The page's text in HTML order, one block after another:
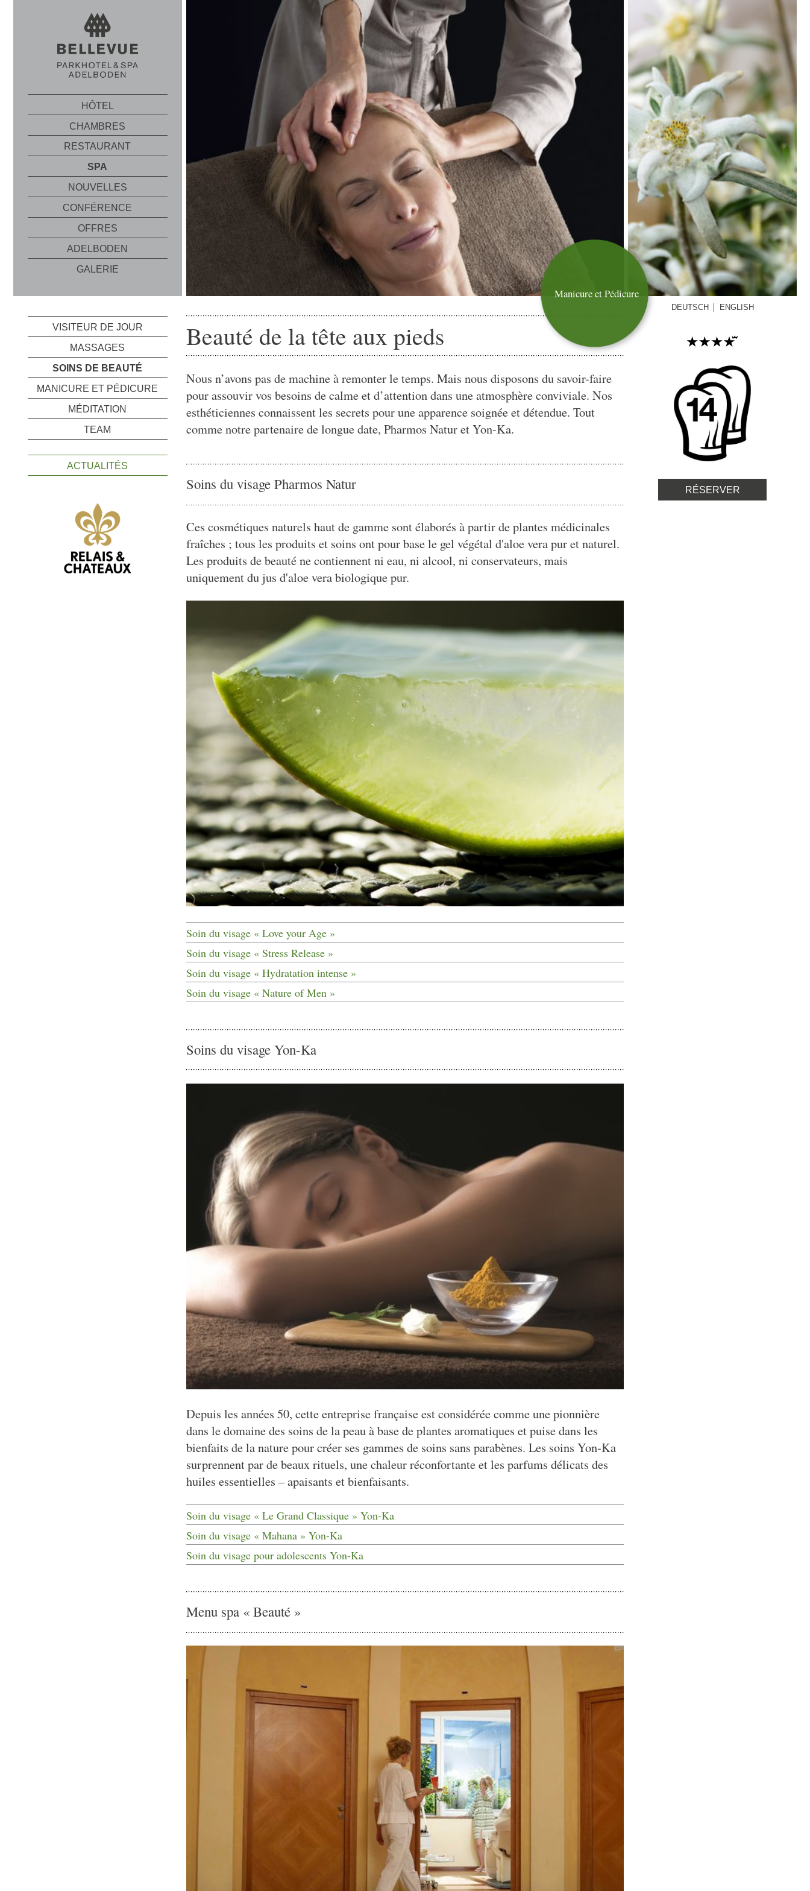
HÔTEL
CHAMBRES
RESTAURANT
SPA
NOUVELLES
CONFÉRENCE
OFFRES
ADELBODEN
GALERIE
DEUTSCH ENGLISH
Manicure et Pédicure
VISITEUR DE JOUR
MASSAGES
SOINS DE BEAUTÉ
MANICURE ET PÉDICURE
MÉDITATION
TEAM
ACTUALITÉS
Beauté de la tête aux pieds
Nous n’avons pas de machine à remonter le temps. Mais nous disposons du savoir-faire
pour assouvir vos besoins de calme et d’attention dans une atmosphère conviviale. Nos
esthéticiennes connaissent les secrets pour une apparence soignée et détendue. Tout
comme notre partenaire de longue date, Pharmos Natur et Yon-Ka.
Soins du visage Pharmos Natur
Ces cosmétiques naturels haut de gamme sont élaborés à partir de plantes médicinales
fraîches ; tous les produits et soins ont pour base le gel végétal d'aloe vera pur et naturel.
Les produits de beauté ne contiennent ni eau, ni alcool, ni conservateurs, mais
uniquement du jus d'aloe vera biologique pur.
Soin du visage « Love your Age »
Soin du visage « Stress Release »
Soin du visage « Hydratation intense »
Soin du visage « Nature of Men »
Soins du visage Yon-Ka
Depuis les années 50, cette entreprise française est considérée comme une pionnière
dans le domaine des soins de la peau à base de plantes aromatiques et puise dans les
bienfaits de la nature pour créer ses gammes de soins sans parabènes. Les soins Yon-Ka
surprennent par de beaux rituels, une chaleur réconfortante et les parfums délicats des
huiles essentielles – apaisants et bienfaisants.
Soin du visage « Le Grand Classique » Yon-Ka
Soin du visage « Mahana » Yon-Ka
Soin du visage pour adolescents Yon-Ka
Menu spa « Beauté »
RÉSERVER